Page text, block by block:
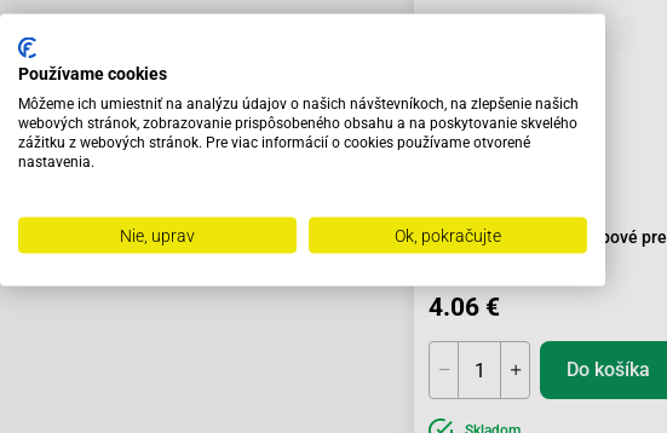
Záberové koliesko 7zubové pre
4.06 €
Do košíka
Používame cookies
Môžeme ich umiestniť na analýzu údajov o našich návštevníkoch, na zlepšenie našich
webových stránok, zobrazovanie prispôsobeného obsahu a na poskytovanie skvelého
zážitku z webových stránok. Pre viac informácií o cookies používame otvorené
nastavenia.
Nie, uprav Ok, pokračujte